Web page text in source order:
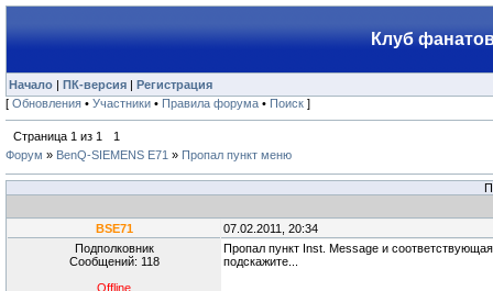
Клуб
Начало | ПК-версия | Регистрация
[ Обновления • Участники • Правила форума • Поиск ]
Страница 1 из 1
1
Форум » BenQ-SIEMENS E71 » Пропал пункт меню
BSE71
07.02.2011, 20:34
Подполковник
Сообщений: 118
Offline
Пропал пункт Inst. Message и
подскажите...